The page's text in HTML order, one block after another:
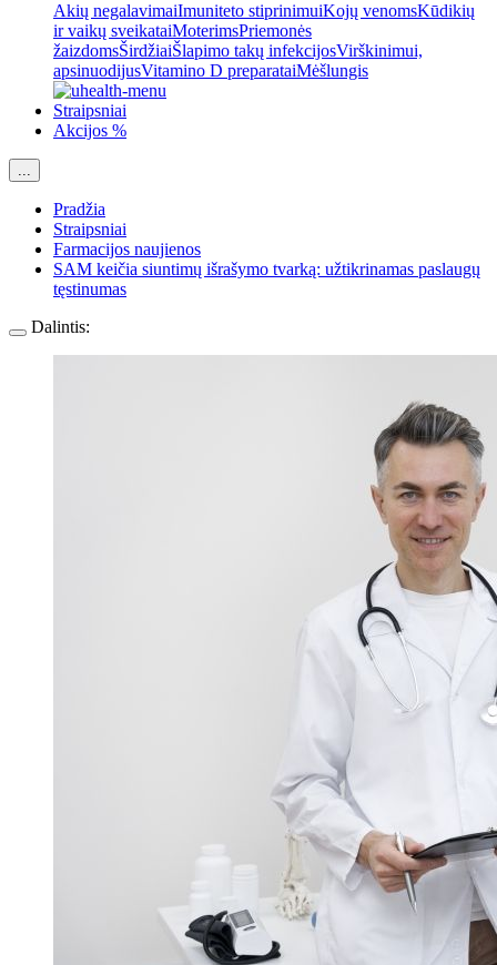
Akių negalavimaiImuniteto stiprinimuiKojų venomsKūdikių
ir vaikų sveikataiMoterimsPriemonės
žaizdomsŠirdžiaiŠlapimo takų infekcijosVirškinimui,
apsinuodijusVitamino D preparataiMėšlungis
Straipsniai
Akcijos %
...
Pradžia
Straipsniai
Farmacijos naujienos
SAM keičia siuntimų išrašymo tvarką: užtikrinamas paslaugų
tęstinumas
Dalintis: